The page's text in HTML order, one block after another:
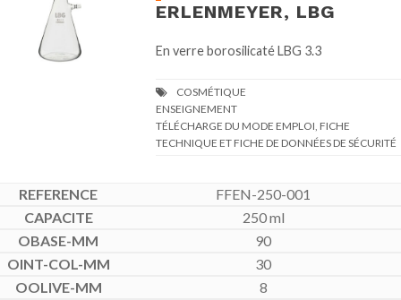
ERLENMEYER, LBG
En verre borosilicaté LBG 3.3
TÉLÉCHARGE DU MODE EMPLOI, FICHE
TECHNIQUE ET FICHE DE DONNÉES DE SÉCURITÉ
FFEN-250-001
250 ml
90
30
8